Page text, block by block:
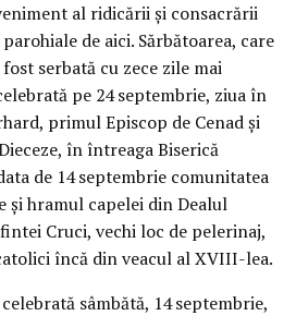
al ridicării şi consacrării
de aici. Sărbătoarea, care
serbată cu zece zile mai
pe 24 septembrie, ziua în
primul Episcop de Cenad şi
în întreaga Biserică
de 14 septembrie comunitatea
şi hramul capelei din Dealul
Cruci, vechi loc de pelerinaj,
încă din veacul al XVIII-lea.
sâmbătă, 14 septembrie,